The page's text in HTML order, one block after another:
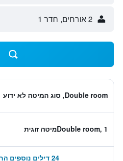
2 אורחים, חדר 1
Double room, סוג המיטה לא ידוע
Double room, 1מיטה זוגית
24 דילים נוספים החל מ-₪142